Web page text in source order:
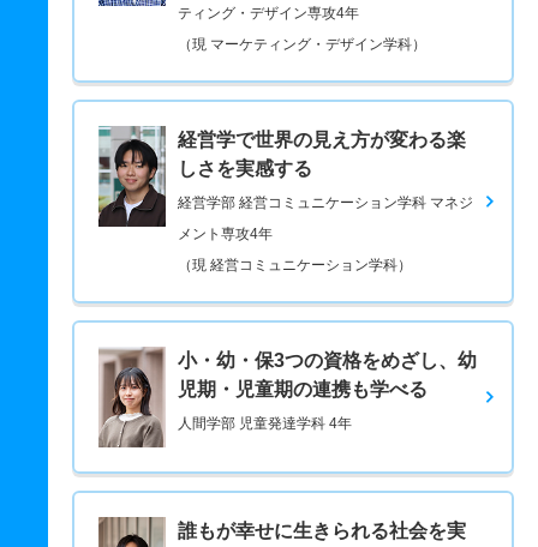
ティング・デザイン専攻4年
（現 マーケティング・デザイン学科）
経営学で世界の見え方が変わる楽
しさを実感する
経営学部 経営コミュニケーション学科 マネジ
メント専攻4年
（現 経営コミュニケーション学科）
小・幼・保3つの資格をめざし、幼
児期・児童期の連携も学べる
人間学部 児童発達学科 4年
誰もが幸せに生きられる社会を実